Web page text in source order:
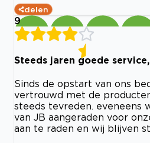
delen
9
Steeds jaren goede
Sinds de opstart van ons
vertrouwd met de
steeds tevreden. eveneens
van JB aangeraden voor
aan te raden en wij blijven